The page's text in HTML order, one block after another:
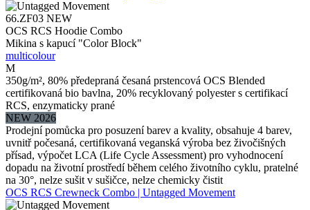
66.ZF03 NEW
OCS RCS Hoodie Combo
Mikina s kapucí "Color Block"
multicolour
M
350g/m², 80% předepraná česaná prstencová OCS Blended
certifikovaná bio bavlna, 20% recyklovaný polyester s certifikací
RCS, enzymaticky prané
NEW 2026
Prodejní pomůcka pro posuzení barev a kvality, obsahuje 4 barev,
uvnitř počesaná, certifikovaná veganská výroba bez živočišných
přísad, výpočet LCA (Life Cycle Assessment) pro vyhodnocení
dopadu na životní prostředí během celého životního cyklu, pratelné
na 30°, nelze sušit v sušičce, nelze chemicky čistit
OCS RCS Crewneck Combo | Untagged Movement